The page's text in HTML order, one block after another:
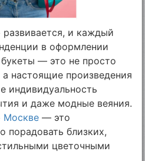
и каждый
в оформлении
— это не просто
настоящие произведения
индивидуальность
и даже модные веяния.
Москве — это
порадовать близких,
цветочными